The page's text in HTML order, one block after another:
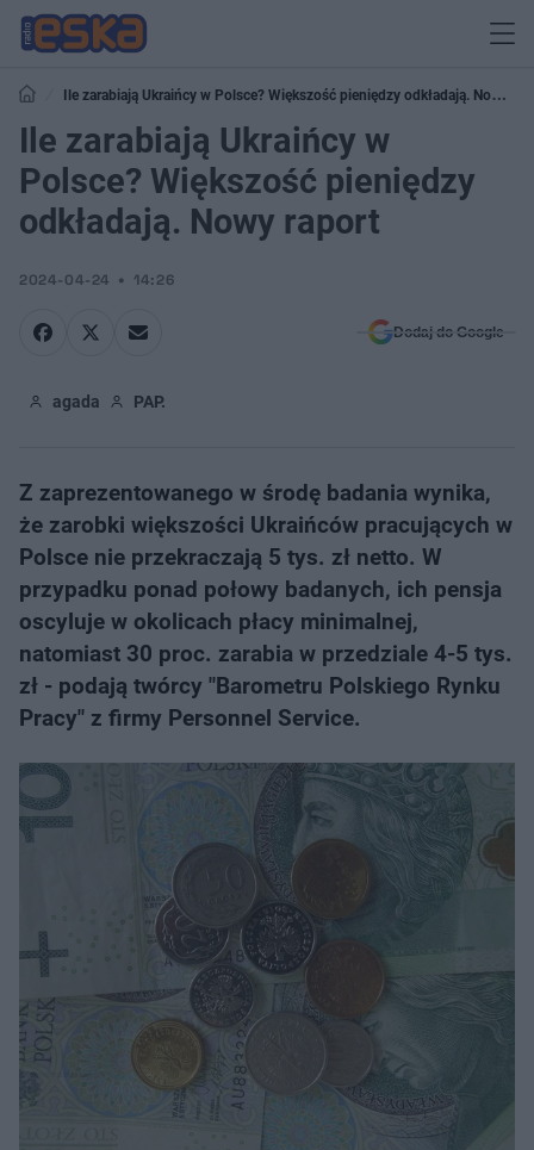
Ile zarabiają Ukraińcy w Polsce? Większość pieniędzy odkładają. Nowy
raport
Ile zarabiają Ukraińcy w
Polsce? Większość pieniędzy
odkładają. Nowy raport
2024-04-24 14:26
Dodaj do Google
agada PAP.
Z zaprezentowanego w środę badania wynika,
że zarobki większości Ukraińców pracujących w
Polsce nie przekraczają 5 tys. zł netto. W
przypadku ponad połowy badanych, ich pensja
oscyluje w okolicach płacy minimalnej,
natomiast 30 proc. zarabia w przedziale 4-5 tys.
zł - podają twórcy "Barometru Polskiego Rynku
Pracy" z firmy Personnel Service.